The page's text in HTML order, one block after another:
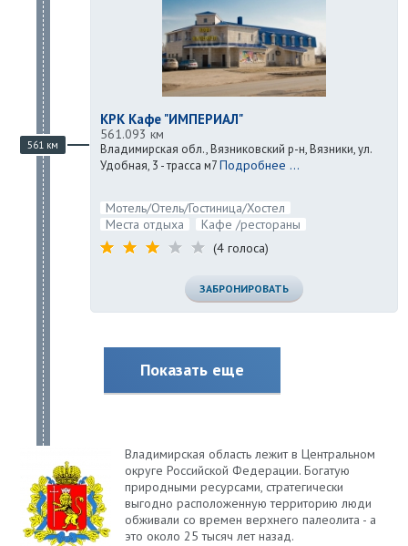
561 км
КРК Кафе "ИМПЕРИАЛ"
561.093 км
Владимирская обл., Вязниковский р-н, Вязники, ул.
Удобная, 3 - трасса м7Подробнее ...
Мотель/Отель/Гостиница/Хостел
Места отдыха
Кафе /рестораны
(4 голоса)
ЗАБРОНИРОВАТЬ
Показать еще
Владимирская область лежит в Центральном
округе Российской Федерации. Богатую
природными ресурсами, стратегически
выгодно расположенную территорию люди
обживали со времен верхнего палеолита - а
это около 25 тысяч лет назад.